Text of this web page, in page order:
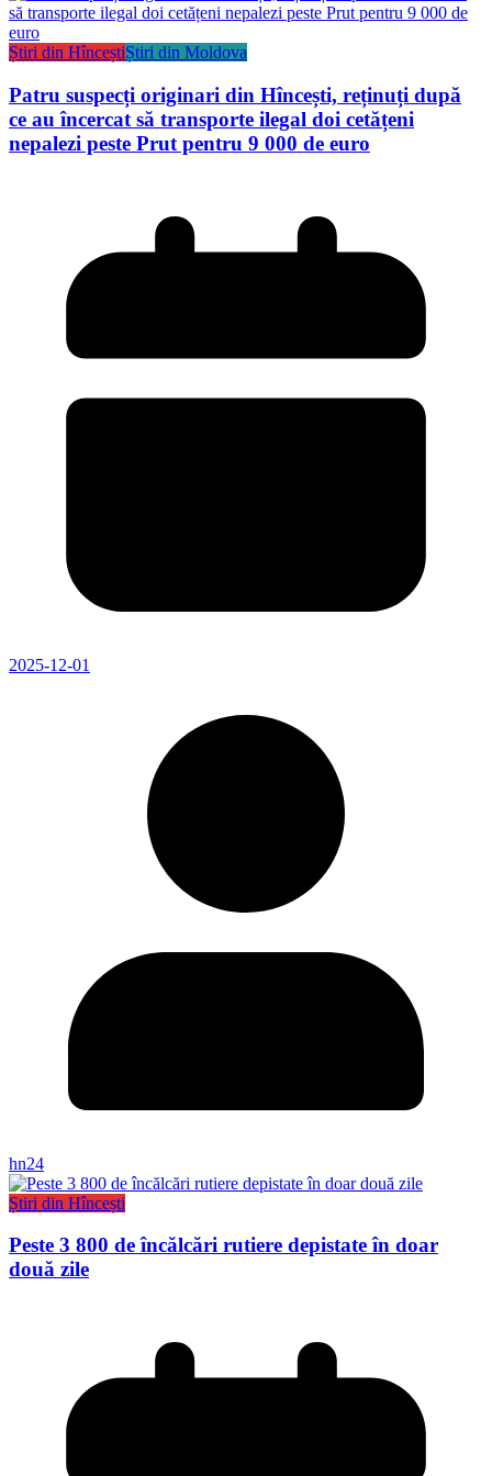
Știri din HînceștiȘtiri din Moldova
Patru suspecți originari din Hîncești, reținuți după
ce au încercat să transporte ilegal doi cetățeni
nepalezi peste Prut pentru 9 000 de euro
2025-12-01
hn24
Știri din Hîncești
Peste 3 800 de încălcări rutiere depistate în doar
două zile